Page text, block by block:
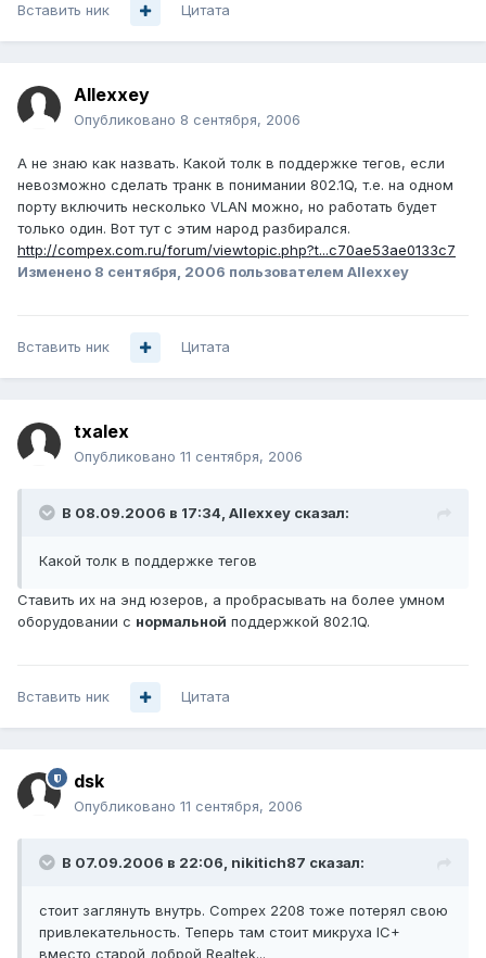
Вставить ник Цитата
Allexxey
Опубликовано 8 сентября, 2006
А не знаю как назвать. Какой толк в поддержке тегов, если
невозможно сделать транк в понимании 802.1Q, т.е. на одном
порту включить несколько VLAN можно, но работать будет
только один. Вот тут с этим народ разбирался.
http://compex.com.ru/forum/viewtopic.php?t...c70ae53ae0133c7
Изменено 8 сентября, 2006 пользователем Allexxey
Вставить ник Цитата
txalex
Опубликовано 11 сентября, 2006
В 08.09.2006 в 17:34, Allexxey сказал:
Какой толк в поддержке тегов
Ставить их на энд юзеров, а пробрасывать на более умном
оборудовании с нормальной поддержкой 802.1Q.
Вставить ник Цитата
dsk
Опубликовано 11 сентября, 2006
В 07.09.2006 в 22:06, nikitich87 сказал:
стоит заглянуть внутрь. Compex 2208 тоже потерял свою
привлекательность. Теперь там стоит микруха IC+
вместо старой доброй Realtek...